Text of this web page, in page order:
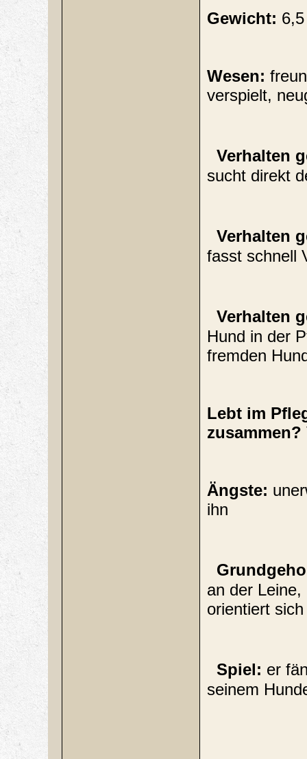
Gewicht:
Wesen:
verspielt,
Verhalten
sucht direkt
Verhalten
fasst schnell
Verhalten
Hund in der
fremden
Lebt im
Ängste:
ihn
an der
orientiert
Spiel: er
seinem